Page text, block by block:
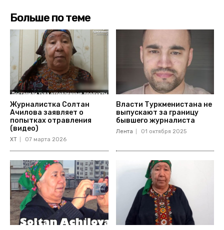
Больше по теме
Журналистка Солтан
Ачилова заявляет о
попытках отравления
(видео)
ХТ 07 марта 2026
Власти Туркменистана не
выпускают за границу
бывшего журналиста
Лента 01 октября 2025